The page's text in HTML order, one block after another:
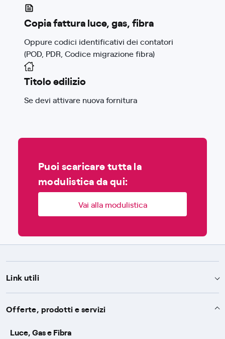
Copia fattura luce, gas, fibra
Oppure codici identificativi dei contatori
(POD, PDR, Codice migrazione fibra)
Titolo edilizio
Se devi attivare nuova fornitura
Puoi scaricare tutta la
modulistica da qui:
Vai alla modulistica
Link utili
Assistenza
Avvisi
Servizi
Offerte, prodotti e servizi
Luce, Gas e Fibra